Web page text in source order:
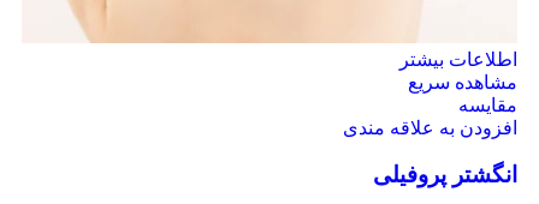
اطلاعات بیشتر
مشاهده سریع
مقایسه
افزودن به علاقه مندی
انگشتر پروفیلی